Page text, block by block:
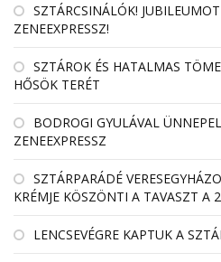
SZTÁRCSINÁLÓK!
ZENEEXPRESSZ!
SZTÁROK ÉS HATALMAS
HŐSÖK TERÉT
BODROGI GYULÁVAL
ZENEEXPRESSZ
SZTÁRPARÁDÉ
KRÉMJE KÖSZÖNTI A TAVASZT A
LENCSEVÉGRE KAPTUK A